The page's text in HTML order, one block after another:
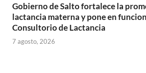
Gobierno de Salto fortalece la
lactancia materna y pone en
Consultorio de Lactancia
7 agosto, 2026